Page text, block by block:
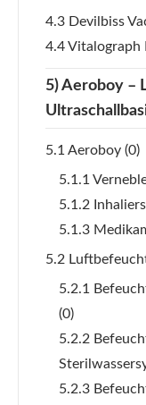
4.3 Devilbiss
4.4
5) Aeroboy –
5.1 Aeroboy (0)
5.1.1
5.1.2
5.1.3
5.2
5.2.1
(0)
5.2.2
5.2.3